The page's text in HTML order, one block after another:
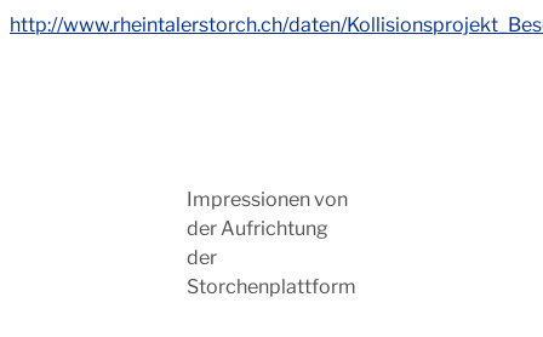
http://www.rheintalerstorch.ch/daten/
Impressionen von
der Aufrichtung
der
Storchenplattform